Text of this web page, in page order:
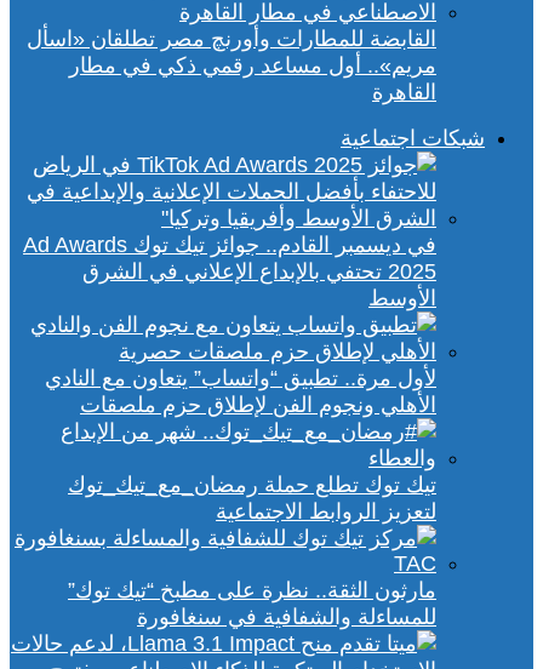
القابضة للمطارات وأورنچ مصر تطلقان «اسأل
مريم».. أول مساعد رقمي ذكي في مطار
القاهرة
شبكات اجتماعية
في ديسمبر القادم.. جوائز تيك توك Ad Awards
2025 تحتفي بالإبداع الإعلاني في الشرق
الأوسط
لأول مرة.. تطبيق “واتساب” يتعاون مع النادي
الأهلي ونجوم الفن لإطلاق حزم ملصقات
تيك توك تطلع حملة رمضان_مع_تيك_توك
لتعزيز الروابط الاجتماعية
مارثون الثقة.. نظرة على مطبخ “تيك توك”
للمساءلة والشفافية في سنغافورة